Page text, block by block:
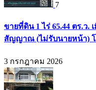
7
ขายที่ดิน 1 ไร่ 65.44 ตร.ว.
สัญญาณ (ไม่รับนายหน้า) โ
3 กรกฎาคม 2026